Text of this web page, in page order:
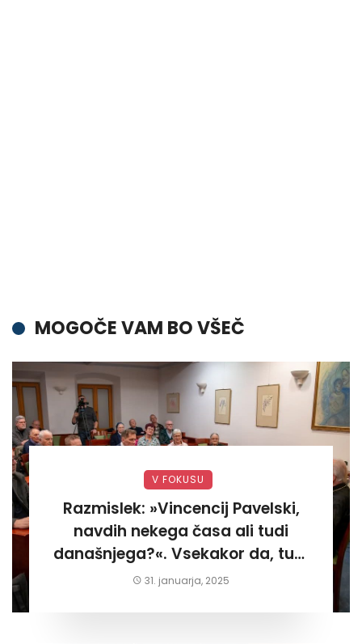
MOGOČE VAM BO VŠEČ
V FOKUSU
Razmislek: »Vincencij Pavelski,
navdih nekega časa ali tudi
današnjega?«. Vsekakor da, tudi
današnjega«
31. januarja, 2025